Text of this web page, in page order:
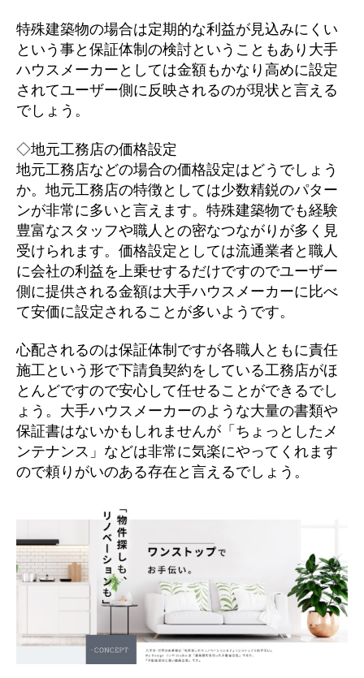
特殊建築物の場合は定期的な利益が見込みにくい
という事と保証体制の検討ということもあり大手
ハウスメーカーとしては金額もかなり高めに設定
されてユーザー側に反映されるのが現状と言える
でしょう。
◇地元工務店の価格設定
地元工務店などの場合の価格設定はどうでしょう
か。地元工務店の特徴としては少数精鋭のパター
ンが非常に多いと言えます。特殊建築物でも経験
豊富なスタッフや職人との密なつながりが多く見
受けられます。価格設定としては流通業者と職人
に会社の利益を上乗せするだけですのでユーザー
側に提供される金額は大手ハウスメーカーに比べ
て安価に設定されることが多いようです。
心配されるのは保証体制ですが各職人ともに責任
施工という形で下請負契約をしている工務店がほ
とんどですので安心して任せることができるでし
ょう。大手ハウスメーカーのような大量の書類や
保証書はないかもしれませんが「ちょっとしたメ
ンテナンス」などは非常に気楽にやってくれます
ので頼りがいのある存在と言えるでしょう。